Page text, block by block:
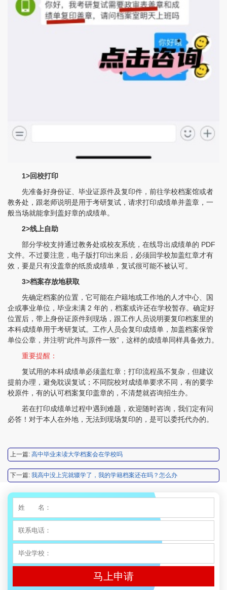
1>回校打印
先准备好身份证、毕业证原件及复印件，前往学校档案馆或者
教务处，跟老师说明是用于考研复试，请求打印成绩单并盖章，一
般当场就能拿到盖好章的成绩单。
2>线上自助
部分学校支持通过教务处或校友系统，在线导出成绩单的 PDF
文件。不过要注意，电子版打印出来后，必须回学校加盖红章才有
效，要是只有没盖章的纸质成绩单，复试很可能不被认可。
3>档案存放地获取
先确定档案的位置，它可能在户籍地或工作地的人才中心、国
企或事业单位，毕业未满 2 年的，档案或许还在学校暂存。确定好
位置后，带上身份证原件到现场，跟工作人员说明要复印档案里的
本科成绩单用于考研复试。工作人员会复印成绩单，加盖档案保管
单位公章，并注明“此件与原件一致”，这样的成绩单同样具备效力。
重要提醒：
复试用的本科成绩单必须盖红章；打印流程虽不复杂，但建议
提前办理，避免耽误复试；不同院校对成绩单要求不同，有的要学
校原件，有的认可档案复印盖章的，不清楚就咨询招生办。
若在打印成绩单过程中遇到难题，欢迎随时咨询，我们定有问
必答！对于本人在外地，无法到现场复印的，是可以委托代办的。
上一篇: 高中毕业未读大学档案会在学校吗
下一篇: 我高中没上完就辍学了，我的学籍档案还在吗？怎么办
马上申请
程女士 134****3518 【申请成功】
陈先生 158****3306 【申请成功】
程女士 136****3253 【申请成功】
王小姐 185****2848 【申请成功】
李先生 135****3338 【申请成功】
程女士 134****3518 【申请成功】
王小姐 181****2354 【申请成功】